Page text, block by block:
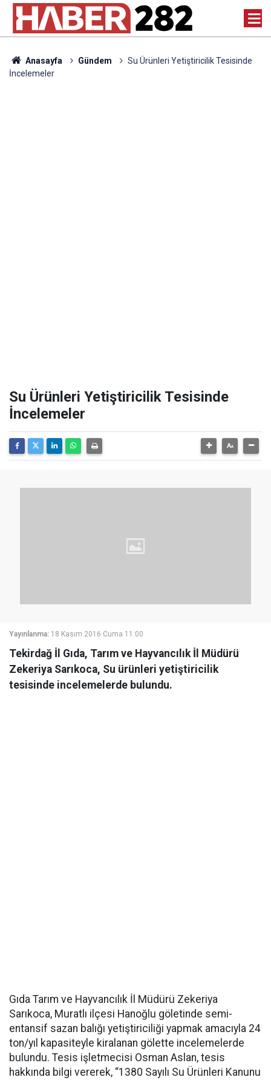
Anasayfa Gündem
Su Ürünleri Yetiştiricilik Tesisinde
İncelemeler
Su Ürünleri Yetiştiricilik Tesisinde
İncelemeler
Yayınlanma: 18 Kasım 2016 Cuma 11:00
Tekirdağ İl Gıda, Tarım ve Hayvancılık İl Müdürü
Zekeriya Sarıkoca, Su ürünleri yetiştiricilik
tesisinde incelemelerde bulundu.
Gıda Tarım ve Hayvancılık İl Müdürü Zekeriya
Sarıkoca, Muratlı ilçesi Hanoğlu göletinde semi-
entansif sazan balığı yetiştiriciliği yapmak amacıyla 24
ton/yıl kapasiteyle kiralanan gölette incelemelerde
bulundu. Tesis işletmecisi Osman Aslan, tesis
hakkında bilgi vererek, “1380 Sayılı Su Ürünleri Kanunu